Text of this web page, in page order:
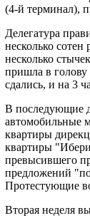
(4-й терминал),
Делегатура
несколько
несколько
пришла в голову
сдались, и на 3
В последующие
автомобильные
квартиры
квартиры
превысившего
предложений
Протестующие
Вторая неделя